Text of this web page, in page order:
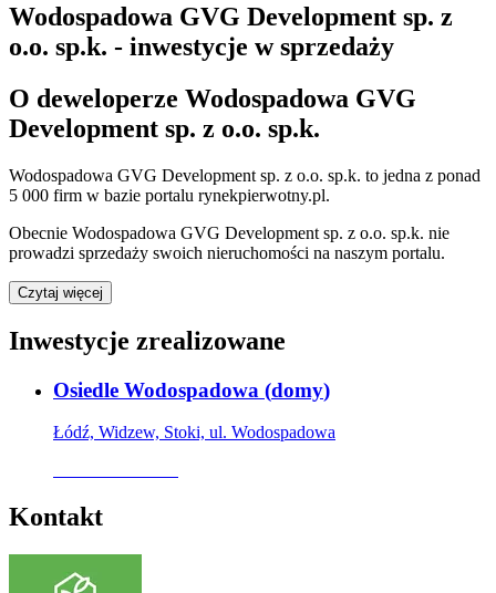
Wodospadowa GVG Development sp. z
o.o. sp.k. - inwestycje w sprzedaży
O deweloperze Wodospadowa GVG
Development sp. z o.o. sp.k.
Wodospadowa GVG Development sp. z o.o. sp.k. to jedna z ponad
5 000 firm w bazie portalu rynekpierwotny.pl.
Obecnie Wodospadowa GVG Development sp. z o.o. sp.k. nie
prowadzi sprzedaży swoich nieruchomości na naszym portalu.
Czytaj więcej
Inwestycje zrealizowane
Osiedle Wodospadowa (domy)
Łódź, Widzew, Stoki, ul. Wodospadowa
Kontakt